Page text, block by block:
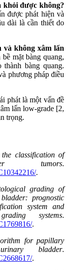
khỏi được không?
được phát hiện và
dài là cần thiết do
và không xâm lấn
mặt bàng quang,
bàng quang.
phương pháp điều
phát là một vấn đề
lấn low-grade [2,
trọng.
classification of
tumors.
.
grading of
prognostic
system and
systems.
.
for papillary
bladder.
.